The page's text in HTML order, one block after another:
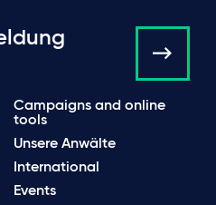
Campaigns and online
tools
Unsere Anwälte
International
Events